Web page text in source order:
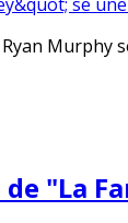
"La